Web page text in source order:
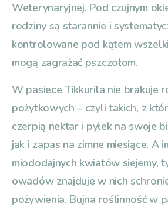
Weterynaryjnej. Pod czujnym
rodziny są starannie i
kontrolowane pod kątem
mogą zagrażać pszczołom.
W pasiece Tikkurila nie brakuje
pożytkowych – czyli takich, z
czerpią nektar i pyłek na swoje
jak i zapas na zimne miesiące. A
miododajnych kwiatów siejemy,
owadów znajduje w nich
pożywienia. Bujna roślinność w